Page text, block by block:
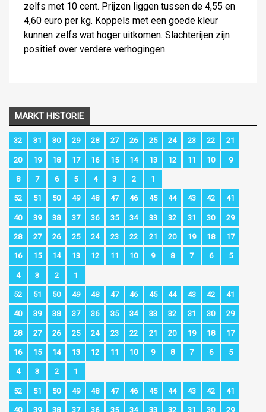
zelfs met 10 cent. Prijzen liggen tussen de 4,55 en
4,60 euro per kg. Koppels met een goede kleur
kunnen zelfs wat hoger uitkomen. Slachterijen zijn
positief over verdere verhogingen.
MARKT HISTORIE
32 31 30 29 28 27 26 25 24 23 22 21
20 19 18 17 16 15 14 13 12 11 10 9
8 7 6 5 4 3 2 1
52 51 50 49 48 47 46 45 44 43 42 41
40 39 38 37 36 35 34 33 32 31 30 29
28 27 26 25 24 23 22 21 20 19 18 17
16 15 14 13 12 11 10 9 8 7 6 5
4 3 2 1
52 51 50 49 48 47 46 45 44 43 42 41
40 39 38 37 36 35 34 33 32 31 30 29
28 27 26 25 24 23 22 21 20 19 18 17
16 15 14 13 12 11 10 9 8 7 6 5
4 3 2 1
52 51 50 49 48 47 46 45 44 43 42 41
40 39 38 37 36 35 34 33 32 31 30 29